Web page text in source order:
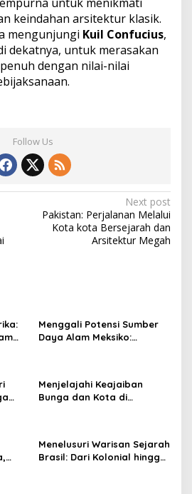
keindahan arsitektur klasik.
mengunjungi Kuil Confucius,
dekatnya, untuk merasakan
dengan nilai-nilai
Follow Us
Next post
Pakistan: Perjalanan Melalui
Kota kota Bersejarah dan
Arsitektur Megah
Menggali Potensi Sumber
Daya Alam Meksiko:
Menjelajahi Keajaiban
Bunga dan Kota di
Menelusuri Warisan Sejarah
Brasil: Dari Kolonial hingga